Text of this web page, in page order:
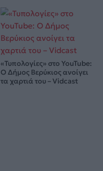
«Τυπολογίες» στο YouTube:
Ο Δήμος Βερύκιος ανοίγει
τα χαρτιά του – Vidcast